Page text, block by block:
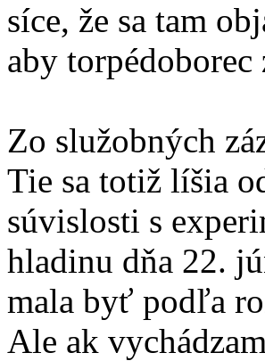
síce, že sa tam
aby
Zo služobných
Tie sa totiž líšia
súvislosti s
hladinu dňa 22.
mala byť podľa
Ale ak